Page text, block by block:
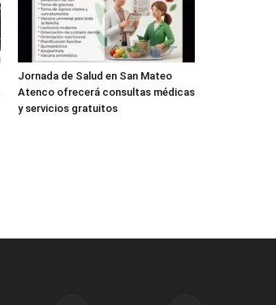
Jornada de Salud en San Mateo
Atenco ofrecerá consultas médicas
y servicios gratuitos